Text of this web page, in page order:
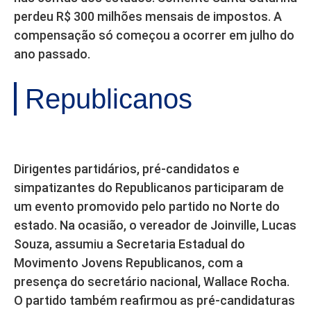
perdeu R$ 300 milhões mensais de impostos. A
compensação só começou a ocorrer em julho do
ano passado.
Republicanos
Dirigentes partidários, pré-candidatos e
simpatizantes do Republicanos participaram de
um evento promovido pelo partido no Norte do
estado. Na ocasião, o vereador de Joinville, Lucas
Souza, assumiu a Secretaria Estadual do
Movimento Jovens Republicanos, com a
presença do secretário nacional, Wallace Rocha.
O partido também reafirmou as pré-candidaturas